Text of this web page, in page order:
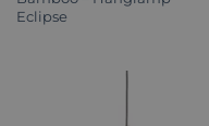
Eclipse